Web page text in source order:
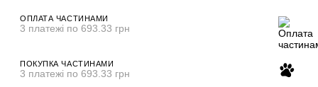
ОПЛАТА ЧАСТИНАМИ
3 платежі по 693.33 грн
ПОКУПКА ЧАСТИНАМИ
3 платежі по 693.33 грн